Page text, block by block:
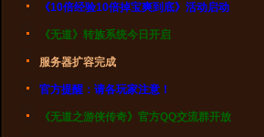
《10倍经验10倍掉宝爽到底》活动启动
《无道》转族系统今日开启
服务器扩容完成
官方提醒：请各玩家注意！
《无道之游侠传奇》官方QQ交流群开放